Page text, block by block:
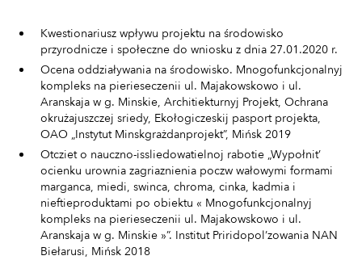
Kwestionariusz wpływu projektu na środowisko
przyrodnicze i społeczne do wniosku z dnia 27.01.2020 r.
Ocena oddziaływania na środowisko. Mnogofunkcjonalnyj
kompleks na pierieseczenii ul. Majakowskowo i ul.
Aranskaja w g. Minskie, Architiekturnyj Projekt, Ochrana
okrużajuszczej sriedy, Ekołogiczeskij pasport projekta,
OAO „Instytut Minskgrażdanprojekt”, Mińsk 2019
Otcziet o nauczno-issliedowatielnoj rabotie „Wypołnit’
ocienku urownia zagriaznienia poczw wałowymi formami
marganca, miedi, swinca, chroma, cinka, kadmia i
nieftieproduktami po obiektu « Mnogofunkcjonalnyj
kompleks na pierieseczenii ul. Majakowskowo i ul.
Aranskaja w g. Minskie »”. Institut Priridopol’zowania NAN
Biełarusi, Mińsk 2018